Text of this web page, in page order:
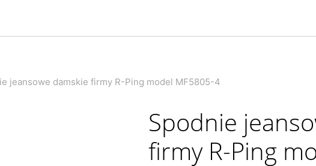
jeansowe damskie firmy R-Ping model MF5805-4
Spodnie
firmy R-Ping